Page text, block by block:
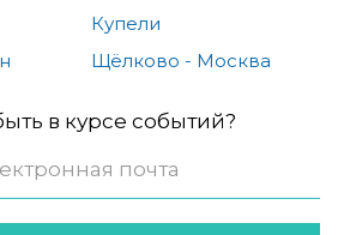
Купели
Щёлково - Москва
в курсе событий?